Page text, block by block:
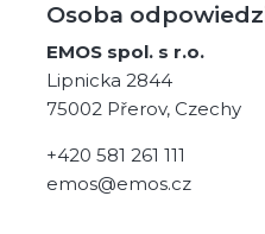
Osoba
EMOS spol. s r.o.
Lipnicka 2844
75002 Přerov, Czechy
+420 581 261 111
emos@emos.cz